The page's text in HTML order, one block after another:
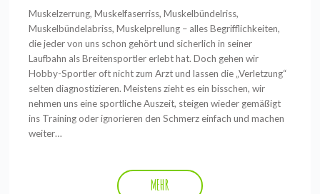
Muskelzerrung, Muskelfaserriss, Muskelbündelriss,
Muskelbündelabriss, Muskelprellung – alles Begrifflichkeiten,
die jeder von uns schon gehört und sicherlich in seiner
Laufbahn als Breitensportler erlebt hat. Doch gehen wir
Hobby-Sportler oft nicht zum Arzt und lassen die „Verletzung“
selten diagnostizieren. Meistens zieht es ein bisschen, wir
nehmen uns eine sportliche Auszeit, steigen wieder gemäßigt
ins Training oder ignorieren den Schmerz einfach und machen
weiter…
MEHR